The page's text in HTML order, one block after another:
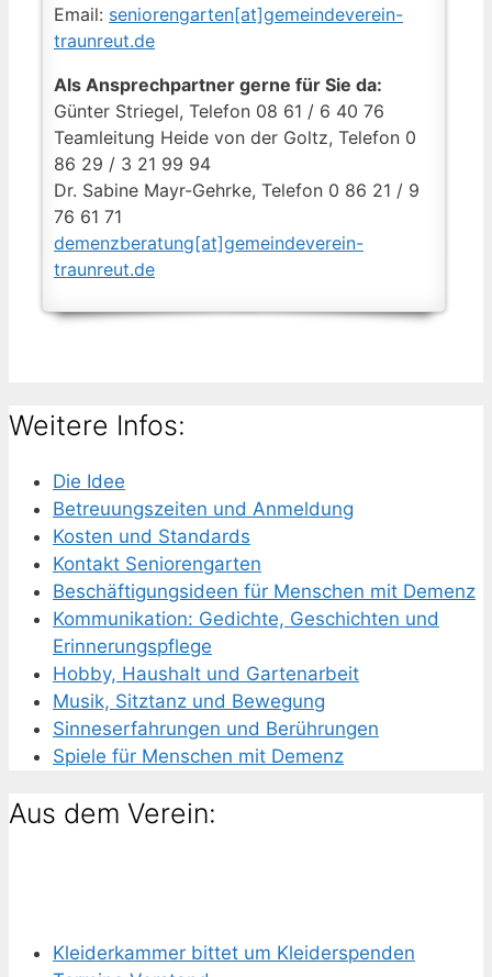
Email: seniorengarten[at]gemeindeverein-
traunreut.de
Als Ansprechpartner gerne für Sie da:
Günter Striegel, Telefon 08 61 / 6 40 76
Teamleitung Heide von der Goltz, Telefon 0
86 29 / 3 21 99 94
Dr. Sabine Mayr-Gehrke, Telefon 0 86 21 / 9
76 61 71
demenzberatung[at]gemeindeverein-
traunreut.de
Weitere Infos:
Die Idee
Betreuungszeiten und Anmeldung
Kosten und Standards
Kontakt Seniorengarten
Beschäftigungsideen für Menschen mit Demenz
Kommunikation: Gedichte, Geschichten und
Erinnerungspflege
Hobby, Haushalt und Gartenarbeit
Musik, Sitztanz und Bewegung
Sinneserfahrungen und Berührungen
Spiele für Menschen mit Demenz
Aus dem Verein:
Kleiderkammer bittet um Kleiderspenden